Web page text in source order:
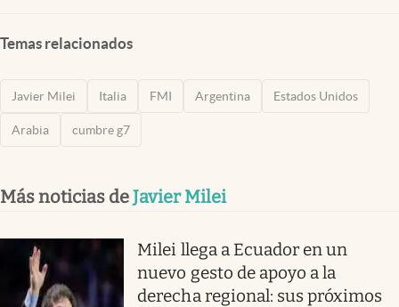
Temas relacionados
Javier Milei Italia FMI Argentina Estados Unidos
Arabia cumbre g7
Más noticias deJavier Milei
Milei llega a Ecuador en un
nuevo gesto de apoyo a la
derecha regional: sus próximos